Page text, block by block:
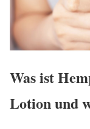
Was ist
Lotion und